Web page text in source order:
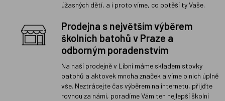
úžasných dětí, a i proto víme, co potěší ty Vaše.
Prodejna s největším výběrem
školních batohů v Praze a
odborným poradenstvím
Na naší prodejně v Libni máme skladem stovky
batohů a aktovek mnoha značek a víme o nich úplně
vše. Neztrácejte čas výběrem na internetu, přijďte
rovnou za námi, poradíme Vám ten nejlepší školní